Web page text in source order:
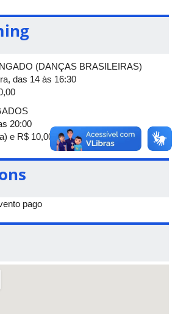
(DANÇAS BRASILEIRAS)
das 14 às 16:30
20:00
e R$ 10,00 (meia)
pago